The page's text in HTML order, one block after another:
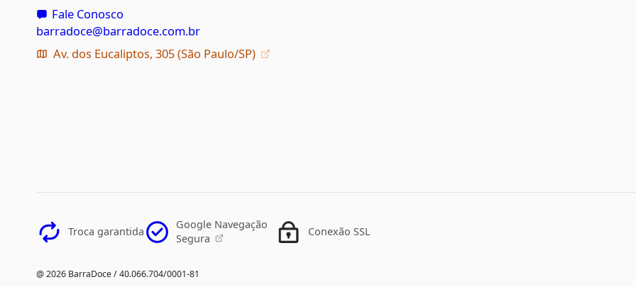
Fale Conosco
barradoce@barradoce.com.br
Av. dos Eucaliptos, 305 (São Paulo/SP)
Troca garantida
Google Navegação
Segura
Conexão SSL
@ 2026 BarraDoce / 40.066.704/0001-81